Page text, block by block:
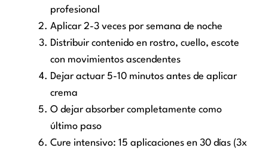
profesional
Aplicar 2-3 veces por semana de noche
Distribuir contenido en rostro, cuello, escote
con movimientos ascendentes
Dejar actuar 5-10 minutos antes de aplicar
crema
O dejar absorber completamente como
último paso
Cure intensivo: 15 aplicaciones en 30 días (3x